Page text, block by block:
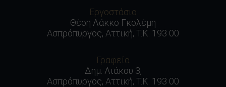
Εργοστάσιο
Θέση Λάκκο Γκολέμη
Ασπρόπυργος, Αττική, Τ.Κ. 193 00
Γραφεία
Δημ. Λιάκου 3,
Ασπρόπυργος, Αττική, Τ.Κ. 193 00